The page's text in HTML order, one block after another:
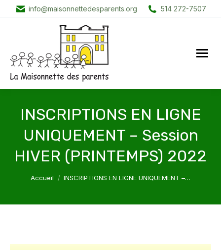
info@maisonnettedesparents.org 514 272-7507
INSCRIPTIONS EN LIGNE
UNIQUEMENT – Session
HIVER (PRINTEMPS) 2022
Vous êtes ici :
Accueil INSCRIPTIONS EN LIGNE UNIQUEMENT –…